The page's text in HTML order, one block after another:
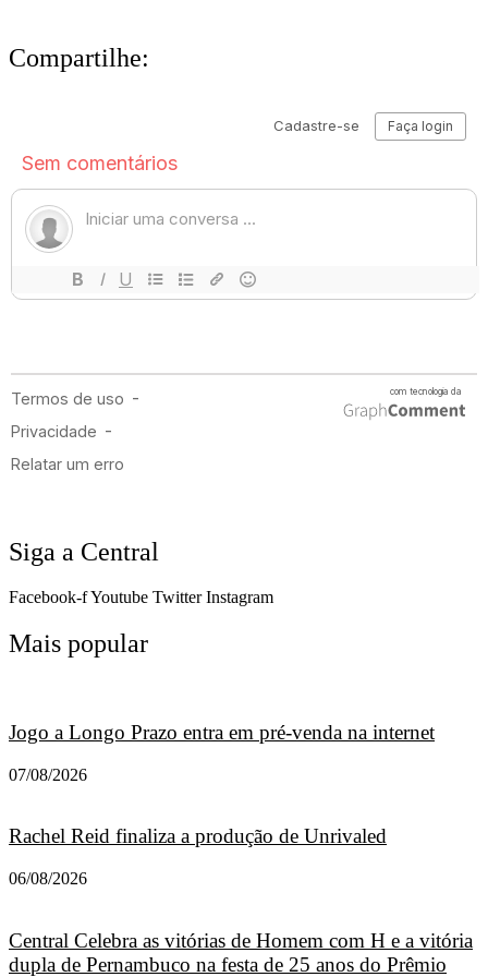
Compartilhe:
Siga a Central
Facebook-fYoutube Twitter Instagram
Mais popular
Jogo a Longo Prazo entra em pré-venda na internet
07/08/2026
Rachel Reid finaliza a produção de Unrivaled
06/08/2026
Central Celebra as vitórias de Homem com H e a vitória
dupla de Pernambuco na festa de 25 anos do Prêmio